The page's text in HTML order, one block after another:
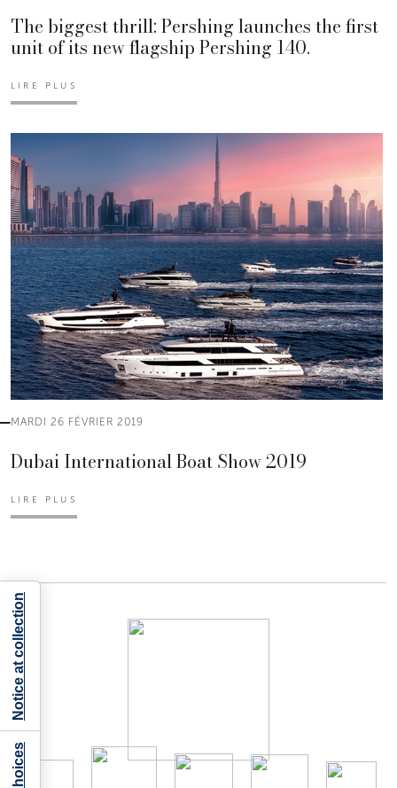
The biggest thrill: Pershing launches the first
unit of its new flagship Pershing 140.
LIRE PLUS
MARDI 26 FÉVRIER 2019
Dubai International Boat Show 2019
LIRE PLUS
Notice at collection